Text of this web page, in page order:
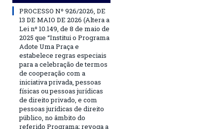
PROCESSO Nº 926/2026, DE
13 DE MAIO DE 2026 (Altera a
Lei nº 10.149, de 8 de maio de
2025 que “Institui o Programa
Adote Uma Praça e
estabelece regras especiais
para a celebração de termos
de cooperação com a
iniciativa privada, pessoas
físicas ou pessoas jurídicas
de direito privado, e com
pessoas jurídicas de direito
público, no âmbito do
referido Programa; revoga a